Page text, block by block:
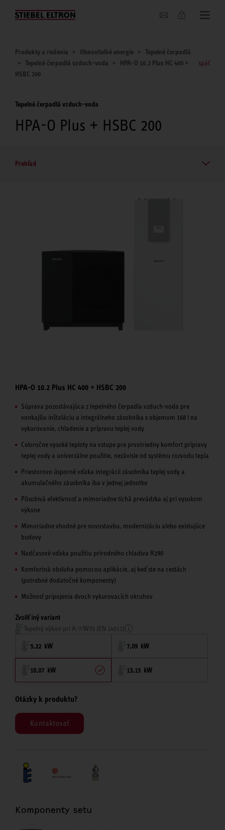
O nás
Produkty a riešenia Obnoviteľné energie
Tepelné čerpadlá
Tepelné čerpadlá vzduch-voda
HPA-O 10.2 Plus HC 400 +
HSBC 200
späť
Tepelné čerpadlá vzduch-voda
HPA-O Plus + HSBC 200
Prehľad
HPA-O 10.2 Plus HC 400 + HSBC 200
Súprava pozostávajúca z tepelného čerpadla vzduch-voda pre
vonkajšiu inštaláciu a integrálneho zásobníka s objemom 168 l na
vykurovanie, chladenie a prípravu teplej vody
Celoročne vysoké teploty na vstupe pre prvotriedny komfort prípravy
teplej vody a univerzálne použitie, nezávisle od systému rozvodu tepla
Priestorovo úsporné vďaka integrácii zásobníka teplej vody a
akumulačného zásobníka iba v jednej jednotke
Pôsobivá efektívnosť a mimoriadne tichá prevádzka aj pri vysokom
výkone
Mimoriadne vhodné pre novostavbu, modernizáciu alebo existujúce
budovy
Nadčasové vďaka použitiu prírodného chladiva R290
Komfortná obsluha pomocou aplikácie, aj keď ste na cestách
(potrebné dodatočné komponenty)
Možnosť pripojenia dvoch vykurovacích okruhov
Zvoliť iný variant
Tepelný výkon pri A-7/W35 (EN 14511)
5,22 kW 7,09 kW
10,07 kW 13,15 kW
Otázky k produktu?
Kontaktovať
Komponenty setu